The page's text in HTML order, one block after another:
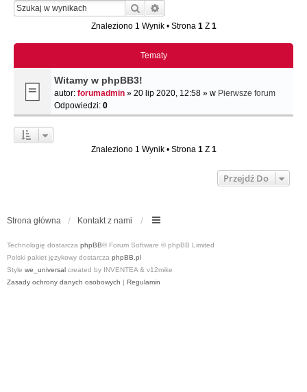
Szukaj
Znaleziono 1 Wynik • Strona 1Z 1
Tematy
Witamy w phpBB3!
autor: forumadmin » 20 lip 2020, 12:58 » w Pierwsze forum
Odpowiedzi: 0
Znaleziono 1 Wynik • Strona 1Z 1
Przejdź Do
Strona główna Kontakt z nami
Technologię dostarcza phpBB® Forum Software © phpBB Limited
Polski pakiet językowy dostarcza phpBB.pl
Style we_universal created by INVENTEA & v12mike
Zasady ochrony danych osobowych | Regulamin